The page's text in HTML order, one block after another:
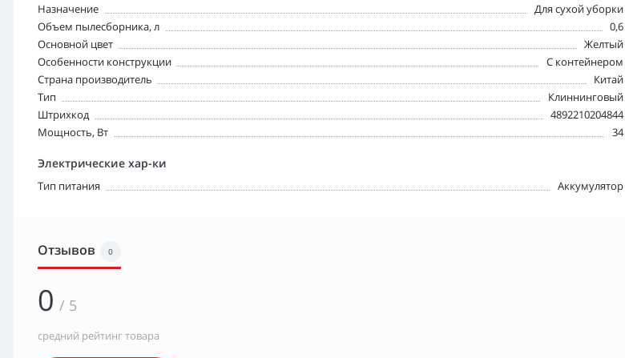
Назначение
Для сухой уборки
Объем пылесборника, л
0,6
Основной цвет
Желтый
Особенности конструкции
С контейнером
Страна производитель
Китай
Тип
Клиннинговый
Штрихкод
4892210204844
Мощность, Вт
34
Электрические хар-ки
Тип питания Аккумулятор
Отзывов 0
0 / 5
средний рейтинг товара